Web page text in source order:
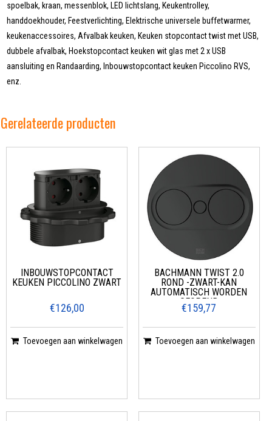
spoelbak, kraan, messenblok, LED lichtslang, Keukentrolley,
handdoekhouder, Feestverlichting, Elektrische universele buffetwarmer,
keukenaccessoires, Afvalbak keuken, Keuken stopcontact twist met USB,
dubbele afvalbak, Hoekstopcontact keuken wit glas met 2 x USB
aansluiting en Randaarding, Inbouwstopcontact keuken Piccolino RVS,
enz.
Gerelateerde producten
INBOUWSTOPCONTACT
KEUKEN PICCOLINO ZWART
€126,00
Toevoegen aan winkelwagen
BACHMANN TWIST 2.0
ROND -ZWART-KAN
AUTOMATISCH WORDEN
GEOPEND
€159,77
Toevoegen aan winkelwagen